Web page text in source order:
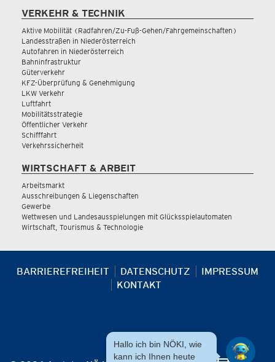
VERKEHR & TECHNIK
Aktive Mobilität (Radfahren/Zu-Fuß-Gehen/Fahrgemeinschaften)
Landesstraßen in Niederösterreich
Autofahren in Niederösterreich
Bahninfrastruktur
Güterverkehr
KFZ-Überprüfung & Genehmigung
LKW Verkehr
Luftfahrt
Mobilitätsstrategie
Öffentlicher Verkehr
Schifffahrt
Verkehrssicherheit
WIRTSCHAFT & ARBEIT
Arbeitsmarkt
Ausschreibungen & Liegenschaften
Gewerbe
Wettwesen und Landesausspielungen mit Glücksspielautomaten
Wirtschaft, Tourismus & Technologie
BARRIEREFREIHEIT DATENSCHUTZ
IMPRESSUM
KONTAKT
Hallo ich bin NÖKI, wie
kann ich Ihnen heute